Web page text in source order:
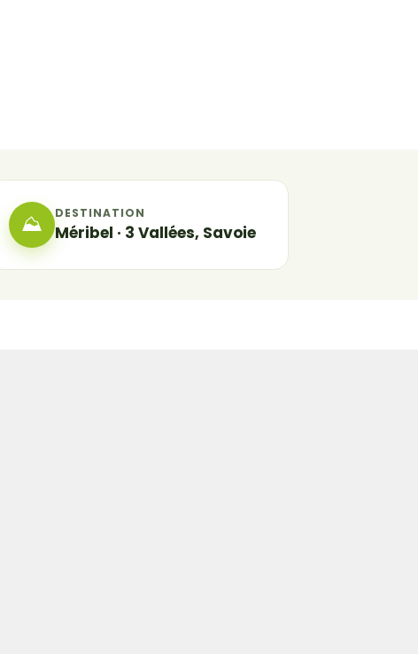
⛰ DESTINATION
Méribel · 3 Vallées, Savoie